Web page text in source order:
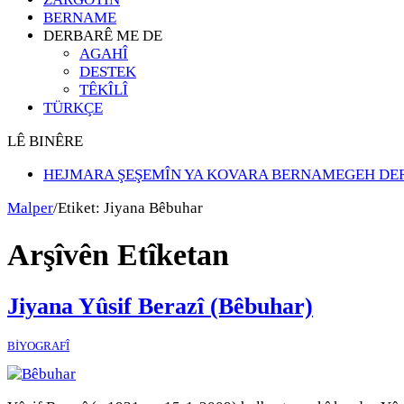
BERNAME
DERBARÊ ME DE
AGAHÎ
DESTEK
TÊKÎLÎ
TÜRKÇE
LÊ BINÊRE
HEJMARA ŞEŞEMÎN YA KOVARA BERNAMEGEH
Malper/Etiket: Jiyana Bêbuhar
Arşîvên Etîketan
Jiyana Yûsif Berazî (Bêbuhar)
BİYOGRAFÎ